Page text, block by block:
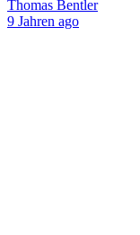
Thomas Bentler
9 Jahren ago